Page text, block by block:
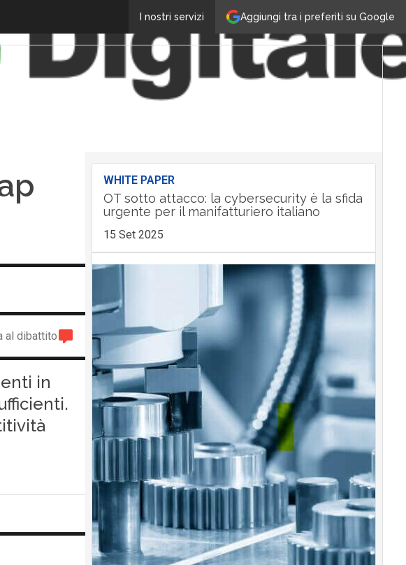
Aggiungi tra i preferiti su Google
I nostri servizi
al dibattito
in
WHITE PAPER
OT sotto attacco: la cybersecurity è la sfida
urgente per il manifatturiero italiano
15 Set 2025